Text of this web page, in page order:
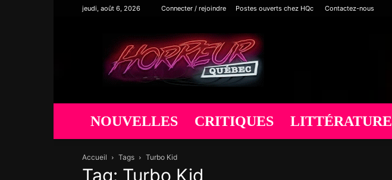
jeudi, août 6, 2026 Connecter / rejoindre Postes ouverts chez HQc Contactez-nous
Horreur
Québec
NOUVELLES CRITIQUES LITTÉRATURE
Accueil Tags Turbo Kid
Tag: Turbo Kid